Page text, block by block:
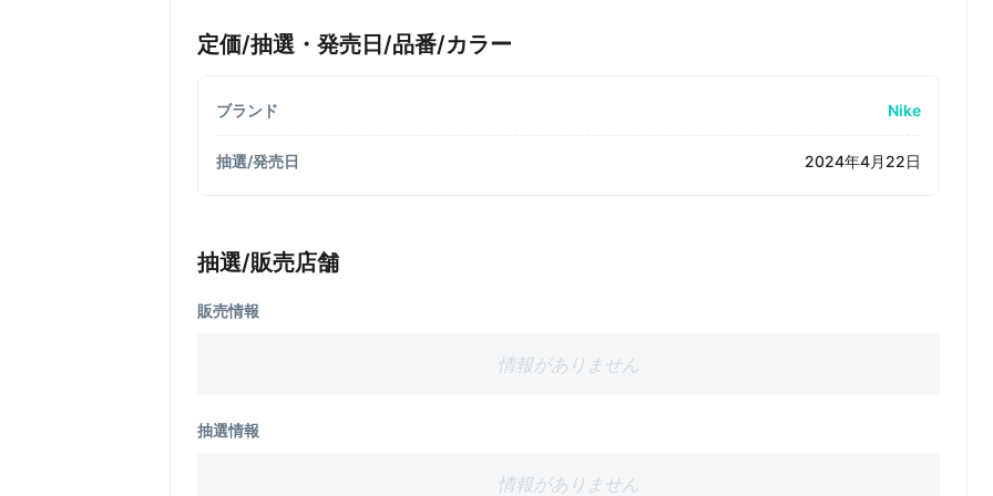
定価/抽選・発売日/品番/カラー
ブランド Nike
抽選/発売日 2024年4月22日
抽選/販売店舗
販売情報
情報がありません
抽選情報
情報がありません